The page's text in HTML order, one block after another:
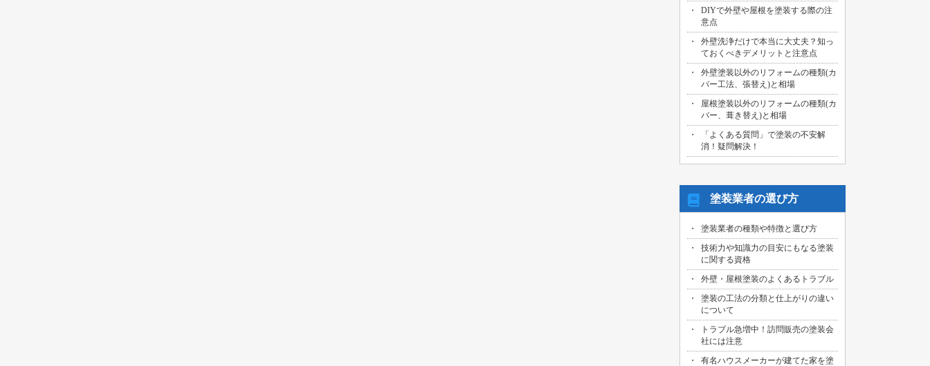
2026/07/31
海部郡大治町のお客様より、屋根・外壁
その他塗装工事の御見積依頼を頂きまし
た！
2026/07/30
名古屋市名東区のお客様より、屋上バル
コニー防水工事の御見積依頼を頂きまし
た！
2026/07/29
名古屋市千種区のお客様より、エントラ
ンス雨漏り修繕工事の御見積依頼を頂き
DIYで外壁や屋根を塗装する際の注
意点
外壁洗浄だけで本当に大丈夫？知っ
ておくべきデメリットと注意点
外壁塗装以外のリフォームの種類(カ
バー工法、張替え)と相場
屋根塗装以外のリフォームの種類(カ
バー、葺き替え)と相場
「よくある質問」で塗装の不安解
消！疑問解決！
塗装業者の選び方
塗装業者の種類や特徴と選び方
技術力や知識力の目安にもなる塗装
に関する資格
外壁・屋根塗装のよくあるトラブル
塗装の工法の分類と仕上がりの違い
について
トラブル急増中！訪問販売の塗装会
社には注意
有名ハウスメーカーが建てた家を塗